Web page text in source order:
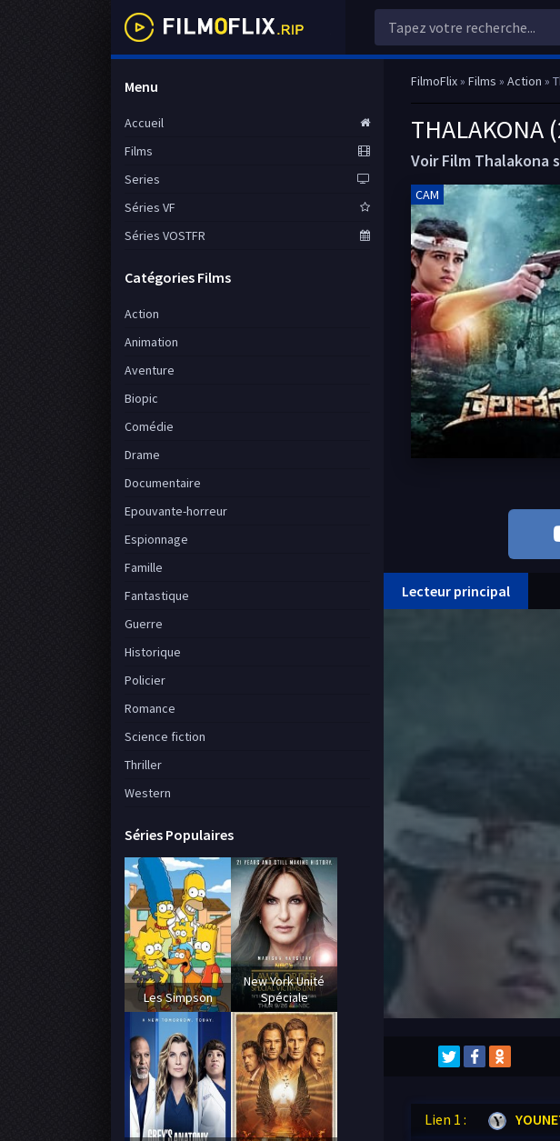
FilmoFlix» Films » Action »
THALAKONA
Voir Film Thalakona
CAM
Lecteur principal
Lien 1 :
Menu
Accueil
Films
Series
Séries VF
Séries VOSTFR
Catégories Films
Action
Animation
Aventure
Biopic
Comédie
Drame
Documentaire
Epouvante-horreur
Espionnage
Famille
Fantastique
Guerre
Historique
Policier
Romance
Science fiction
Thriller
Western
Séries Populaires
Les Simpson
New York Unité
Spéciale